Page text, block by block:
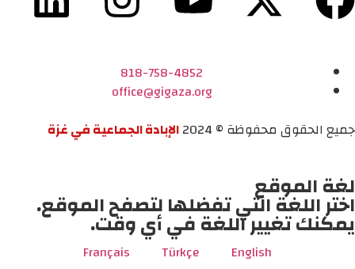
818-758-4852
office@gigaza.org
جميع الحقوق محفوظة © 2024
الإبادة الجماعية في غزة
لغة الموقع
اختر اللغة التي تفضلها لتصفح الموقع.
يمكنك تغيير اللغة في أي وقت.
English
Türkçe
Français